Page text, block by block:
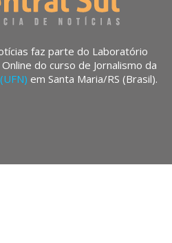
faz parte do Laboratório
do curso de Jornalismo da
em Santa Maria/RS (Brasil).